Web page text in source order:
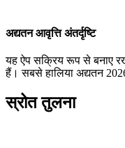
अद्यतन आवृत्ति अंतर्दृष्टि
यह ऐप सक्रिय रूप से बनाए
हैं। सबसे हालिया अद्यतन
स्रोत तुलना